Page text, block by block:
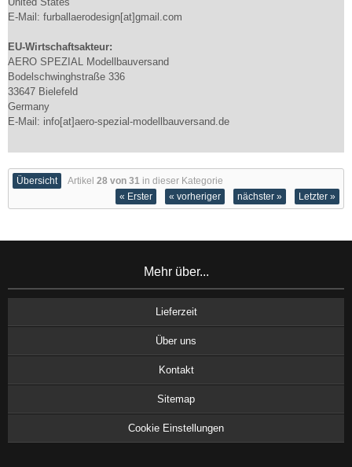
E-Mail: furballaerodesign[at]gmail.com
EU-Wirtschaftsakteur:
AERO SPEZIAL Modellbauversand
Bodelschwinghstraße 336
33647 Bielefeld
Germany
E-Mail: info[at]aero-spezial-modellbauversand.de
Übersicht Artikel 28 von 31 in dieser Kategorie
« Erster
« vorheriger nächster » Letzter »
Mehr über...
Lieferzeit
Über uns
Kontakt
Sitemap
Cookie Einstellungen